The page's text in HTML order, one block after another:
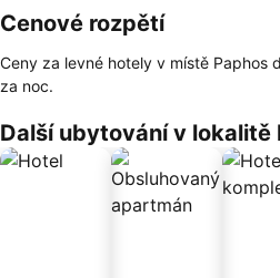
Cenové rozpětí
Ceny za levné hotely v místě Paphos
za noc.
Další ubytování v lokalitě